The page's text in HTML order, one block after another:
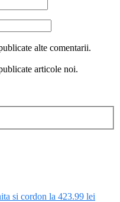
alte comentarii.
articole noi.
si cordon la 423.99 lei